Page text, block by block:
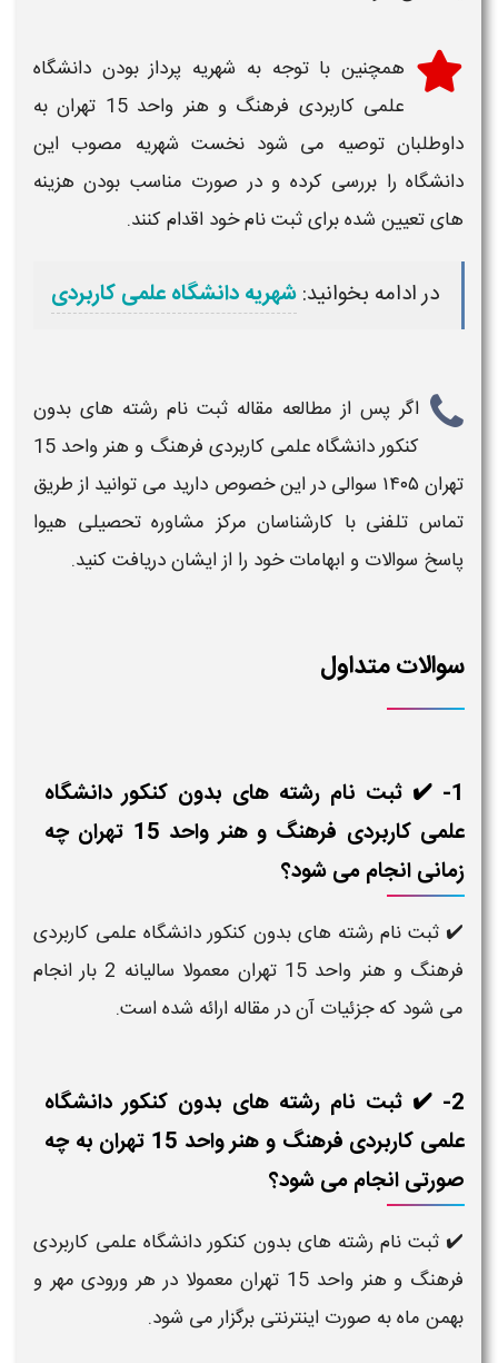
همچنین با توجه به شهریه پرداز بودن دانشگاه
علمی کاربردی فرهنگ و هنر واحد 15 تهران
به
داوطلبان توصیه می شود نخست شهریه مصوب این
دانشگاه را بررسی کرده و در صورت مناسب بودن هزینه
های تعیین شده برایثبت نامخود اقدام کنند.
در ادامه بخوانید:شهریه دانشگاه علمی کاربردی
اگر پس از مطالعه مقاله ثبت نام رشته های بدون
کنکور دانشگاه علمی کاربردی فرهنگ و هنر واحد 15
تهران ۱۴۰۵
سوالی در این خصوص دارید می توانید از طریق
تماس تلفنی با کارشناسان مرکز مشاوره تحصیلی هیوا
پاسخ سوالات و ابهامات خود را از ایشان دریافت کنید.
سوالات متداول
1- ✔️ ثبت نام رشته های بدون کنکور دانشگاه
علمی کاربردی فرهنگ و هنر واحد 15 تهران چه
زمانی انجام می شود؟
✔️ ثبت نام رشته های بدون کنکور دانشگاه علمی کاربردی
فرهنگ و هنر واحد 15 تهران معمولا سالیانه 2 بار انجام
می شود که جزئیات آن در مقاله ارائه شده است.
2- ✔️ ثبت نام رشته های بدون کنکور دانشگاه
علمی کاربردی فرهنگ و هنر واحد 15 تهران به چه
صورتی انجام می شود؟
✔️ ثبت نام رشته های بدون کنکور دانشگاه علمی کاربردی
فرهنگ و هنر واحد 15 تهران معمولا در هر ورودی مهر و
بهمن ماه به صورت اینترنتی برگزار می شود.